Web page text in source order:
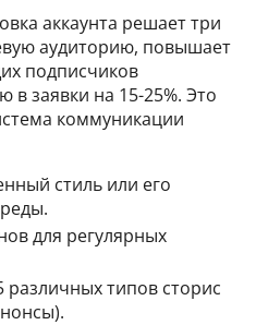
аккаунта решает три
аудиторию, повышает
подписчиков
в заявки на 15-25%. Это
коммуникации
стиль или его
для регулярных
различных типов сторис